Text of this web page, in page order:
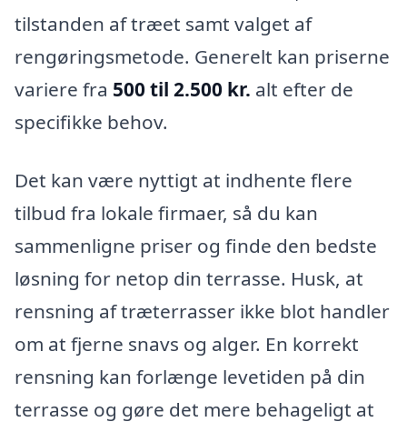
tilstanden af træet samt valget af
rengøringsmetode. Generelt kan priserne
variere fra 500 til 2.500 kr. alt efter de
specifikke behov.
Det kan være nyttigt at indhente flere
tilbud fra lokale firmaer, så du kan
sammenligne priser og finde den bedste
løsning for netop din terrasse. Husk, at
rensning af træterrasser ikke blot handler
om at fjerne snavs og alger. En korrekt
rensning kan forlænge levetiden på din
terrasse og gøre det mere behageligt at